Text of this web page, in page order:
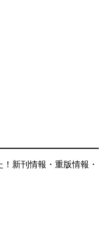
新刊情報・重版情報・